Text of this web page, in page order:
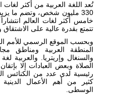
تُعد اللغة العربية من أكثر لغات
خامس أكثر لغات العالم
تتمتع بقدرة عالية على الاشتقاق
وبحسب الموقع الرسمي للأمم
المنطقة العربية ومناطق
والسنغال وإريتريا. والعربية
الصلاة وبعض العبادات إلا
رئيسية لدى عدد من الكنائس
كثير من أهم الأعمال
الوسطى.